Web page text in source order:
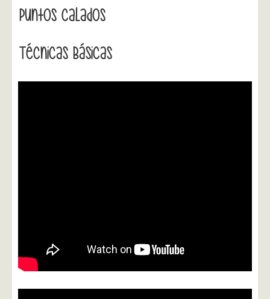
Puntos Calados
Técnicas Básicas